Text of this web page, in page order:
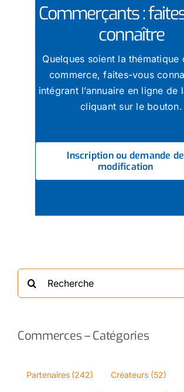
Commerçants :
connaître
Quelques soient la thématique
commerce, faites-vous
intégrant l’annuaire en ligne de
cliquant sur le bouton.
Inscription ou demande de
modification
Commerces – Catégories
Partenaires (242) Créateurs (52)